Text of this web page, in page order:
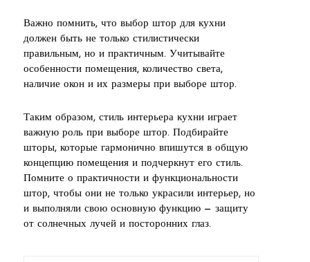
Важно помнить, что выбор штор для кухни
должен быть не только стилистически
правильным, но и практичным. Учитывайте
особенности помещения, количество света,
наличие окон и их размеры при выборе штор.
Таким образом, стиль интерьера кухни играет
важную роль при выборе штор. Подбирайте
шторы, которые гармонично впишутся в общую
концепцию помещения и подчеркнут его стиль.
Помните о практичности и функциональности
штор, чтобы они не только украсили интерьер, но
и выполняли свою основную функцию — защиту
от солнечных лучей и посторонних глаз.